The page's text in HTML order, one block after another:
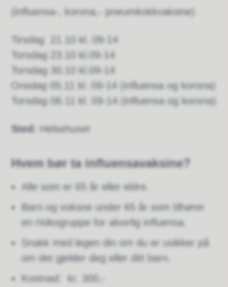
(influensa-, korona,- pneumkokkvaksine)
Tirsdag 21.10 kl. 09-14
Torsdag 23.10 kl.09-14
Torsdag 30.10 kl.09-14
Onsdag 05.11 kl. 09-14 (influensa og korona)
Torsdag 06.11 kl. 09-14 (influensa og korona)
Sted: Helsehuset
Hvem bør ta influensavaksine?
Alle som er 65 år eller eldre.
Barn og voksne under 65 år som tilhører
en risikogruppe for alvorlig influensa.
Snakk med legen din om du er usikker på
om det gjelder deg eller ditt barn.
Kostnad: kr. 300,-